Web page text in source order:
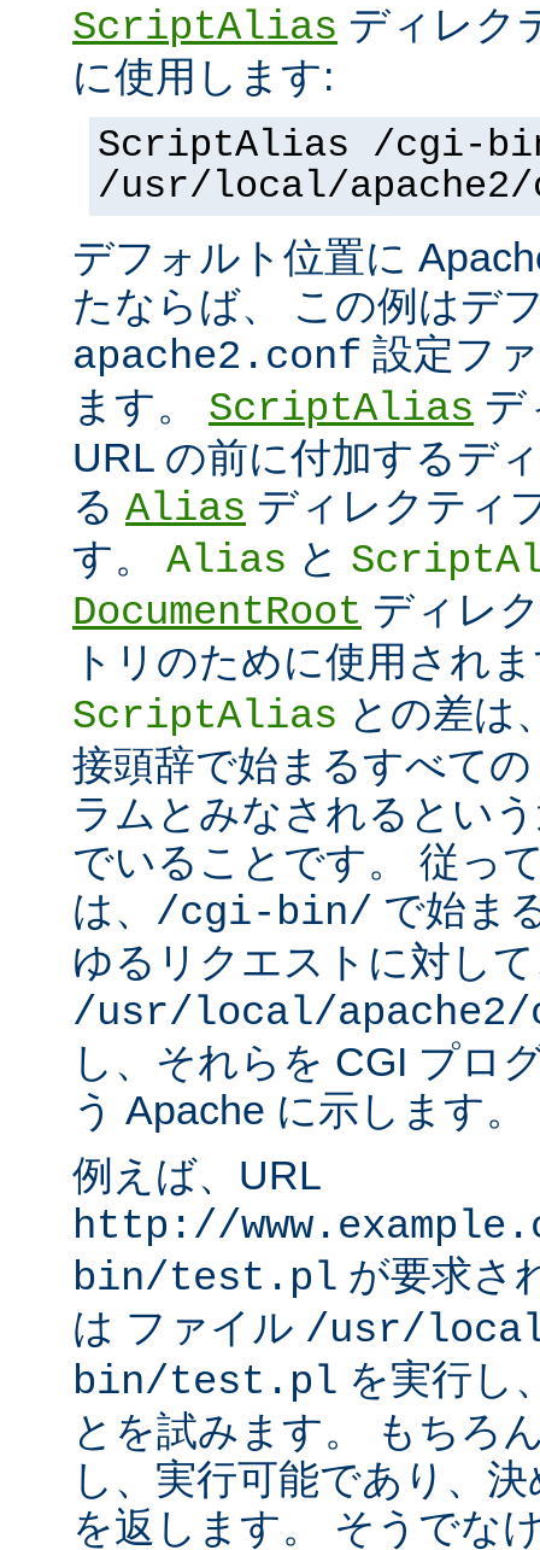
ScriptAlias ディレク
に使用します:
ScriptAlias /cgi-
/usr/local/
デフォルト位置に
たならば、 この例はデ
apache2.conf 設定フ
ます。 ScriptAlias デ
URL の前に付加するデ
る Alias ディレクティ
す。 Alias と
DocumentRoot ディレ
トリのために使用され
ScriptAlias との差は
接頭辞で始まるすべて
ラムとみなされるとい
でいることです。 従っ
は、 /cgi-bin/ で始ま
ゆるリクエストに対し
/usr/local/
し、それらを CGI プロ
う Apache に示します。
例えば、URL
http://
bin/test.pl が要求さ
は ファイル /usr/
bin/test.pl を実行し
とを試みます。 もちろ
し、実行可能であり、
を返します。 そうでな